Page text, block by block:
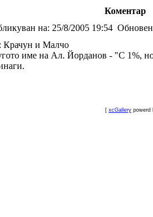
Коментар
на: 25/8/2005 19:54
Крачун и Малчо
име на Ал. Йорданов - "С 1%,
[ xcGallery